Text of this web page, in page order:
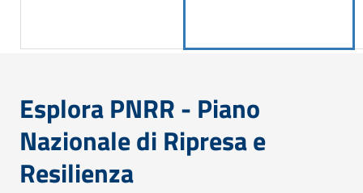
Esplora PNRR - Piano
Nazionale di Ripresa e
Resilienza